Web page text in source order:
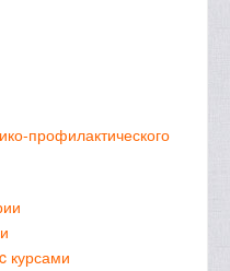
профилактического
курсами